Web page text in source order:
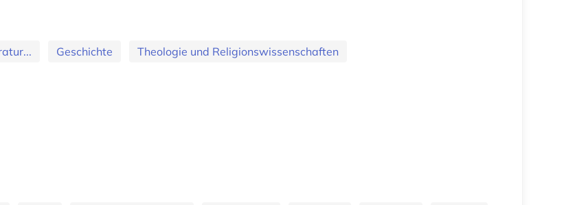
Geschichte Theologie und Religionswissenschaften